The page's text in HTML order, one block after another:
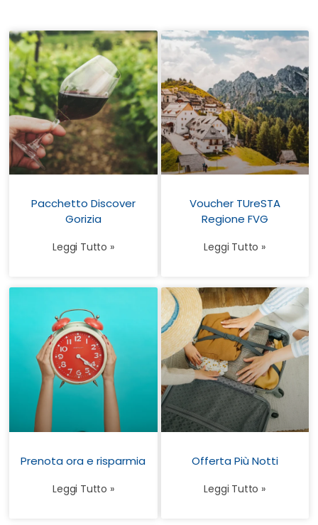
Pacchetto Discover
Gorizia
Leggi Tutto »
Voucher TUreSTA
Regione FVG
Leggi Tutto »
Prenota ora e risparmia
Leggi Tutto »
Offerta Più Notti
Leggi Tutto »